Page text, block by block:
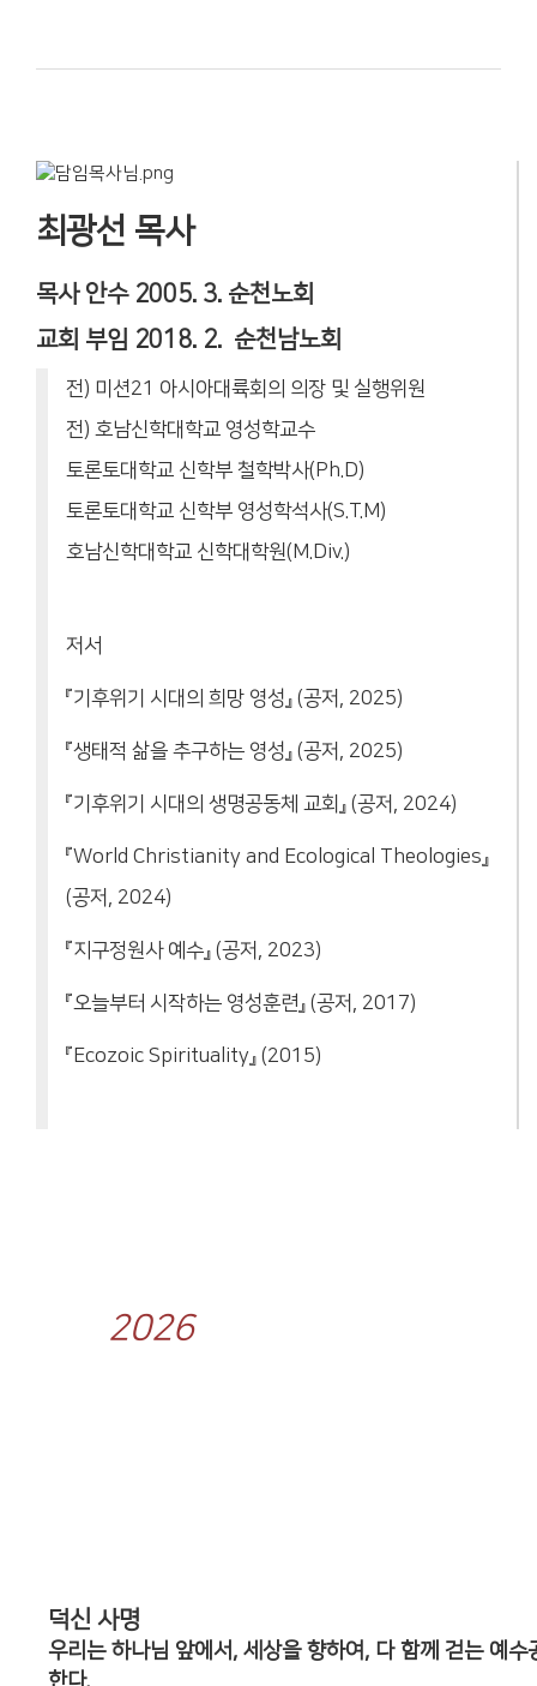
최광선 목사
목사 안수 2005. 3. 순천노회
교회 부임 2018. 2. 순천남노회
전) 미션21 아시아대륙회의 의장 및 실행위원
전) 호남신학대학교 영성학교수
토론토대학교 신학부 철학박사(Ph.D)
토론토대학교 신학부 영성학석사(S.T.M)
호남신학대학교 신학대학원(M.Div.)
저서
『기후위기 시대의 희망 영성』 (공저, 2025)
『생태적 삶을 추구하는 영성』 (공저, 2025)
『기후위기 시대의 생명공동체 교회』 (공저, 2024)
『World Christianity and Ecological Theologies』
(공저, 2024)
『지구정원사 예수』 (공저, 2023)
『오늘부터 시작하는 영성훈련』 (공저, 2017)
『Ecozoic Spirituality』 (2015)
2026
덕신 사명
우리는 하나님 앞에서, 세상을 향하여, 다 함께 걷는 예수